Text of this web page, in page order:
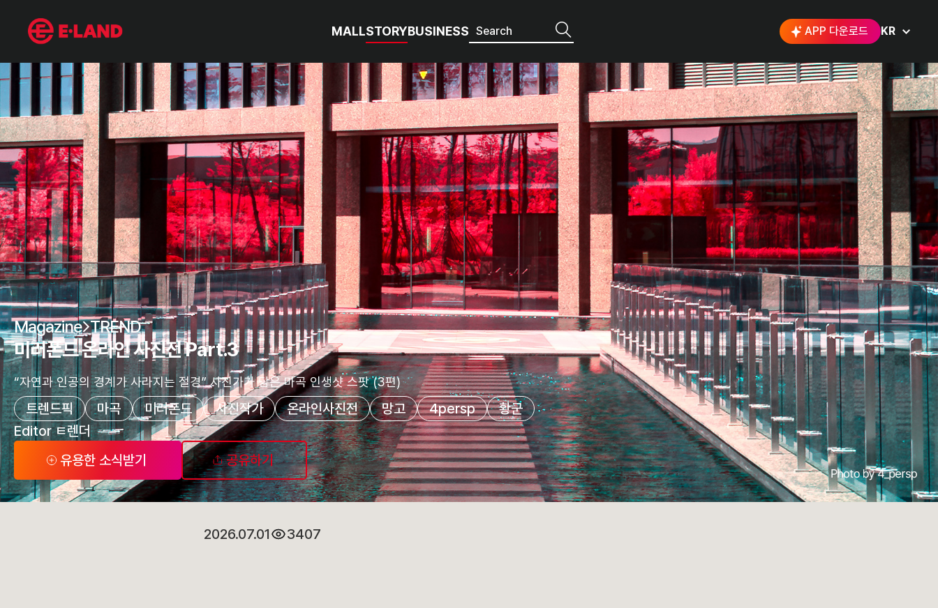
MALLSTORYBUSINESS APP 다운로드 KR
“자연과 인공의 경계가 사라지는 절경” 사진가가 담은 마곡 인생샷 스팟 (3편)
매거진 상세보기
Magazine TREND
미러폰드 온라인 사진전 Part.3
“자연과 인공의 경계가 사라지는 절경” 사진가가 담은 마곡 인생샷 스팟 (3편)
트렌드픽 마곡 미러폰드 사진작가 온라인사진전 망고 4persp
황군
Editor ㅌ렌더
유용한 소식받기
공유하기
2026.07.01 3407